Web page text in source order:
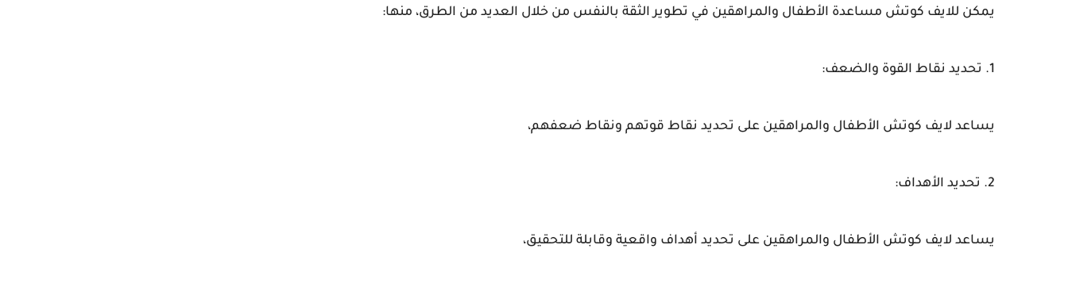
يمكن للايف كوتش مساعدة الأطفال والمراهقين في تطوير الثقة بالنفس من خلال العديد من الطرق، منها:
1. تحديد نقاط القوة والضعف:
يساعد لايف كوتش الأطفال والمراهقين على تحديد نقاط قوتهم ونقاط ضعفهم،
2. تحديد الأهداف:
يساعد لايف كوتش الأطفال والمراهقين على تحديد أهداف واقعية وقابلة للتحقيق،